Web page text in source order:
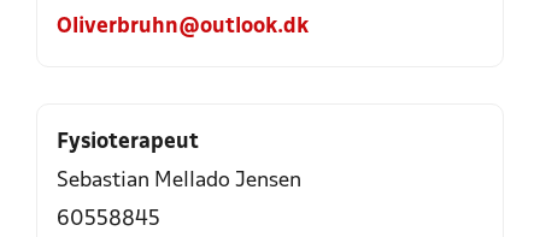
Oliverbruhn@outlook.dk
Fysioterapeut
Sebastian Mellado Jensen
60558845